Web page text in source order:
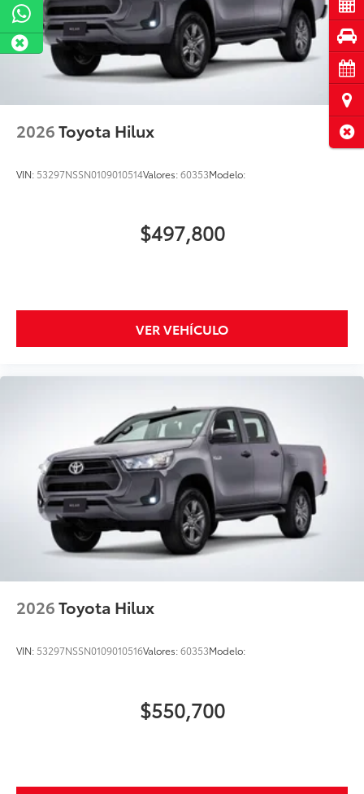
2026Toyota Hilux
VIN: 53297NSSN0109010514Valores:60353Modelo:
$497,800
VER VEHÍCULO
2026Toyota Hilux
VIN: 53297NSSN0109010516Valores:60353Modelo:
$550,700